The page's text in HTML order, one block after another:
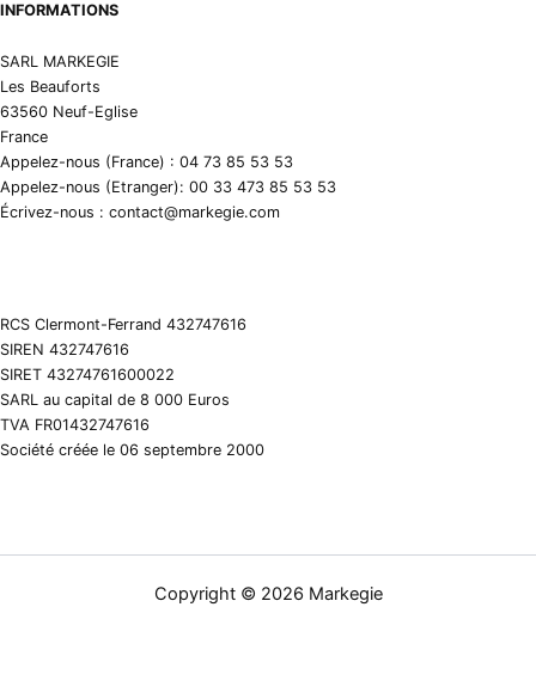
INFORMATIONS
SARL MARKEGIE
Les Beauforts
63560 Neuf-Eglise
France
Appelez-nous (France) : 04 73 85 53 53
Appelez-nous (Etranger): 00 33 473 85 53 53
Écrivez-nous : contact@markegie.com
RCS Clermont-Ferrand 432747616
SIREN 432747616
SIRET 43274761600022
SARL au capital de 8 000 Euros
TVA FR01432747616
Société créée le 06 septembre 2000
Copyright © 2026 Markegie